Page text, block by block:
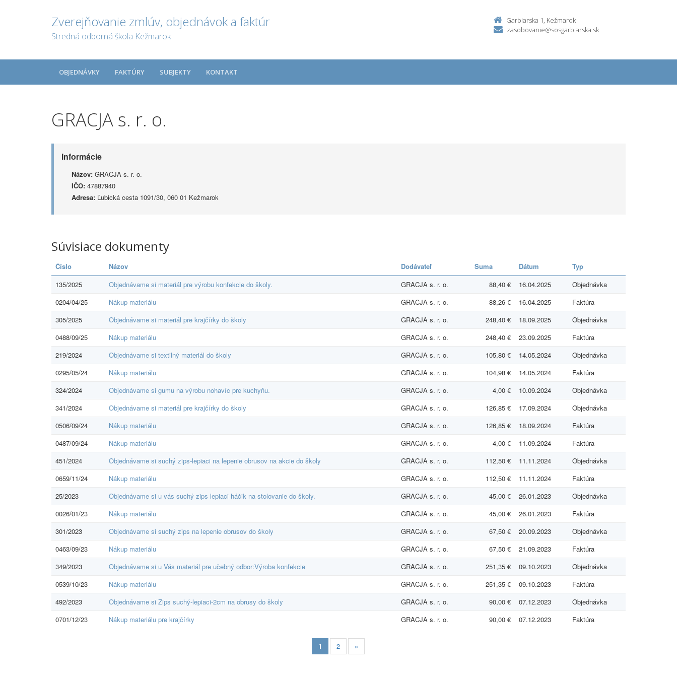
Zverejňovanie zmlúv, objednávok a faktúr
Stredná odborná škola Kežmarok
Garbiarska 1, Kežmarok
zasobovanie@sosgarbiarska.sk
OBJEDNÁVKY FAKTÚRY SUBJEKTY KONTAKT
GRACJA s. r. o.
Informácie
Názov: GRACJA s. r. o.
IČO: 47887940
Adresa: Ľubická cesta 1091/30, 060 01 Kežmarok
Súvisiace dokumenty
Číslo Názov Dodávateľ Suma Dátum
Typ
135/2025
Objednávame si materiál pre výrobu konfekcie do školy. GRACJA s. r. o. 88,40 € 16.04.2025
Objednávka
0204/04/25
Nákup materiálu GRACJA s. r. o. 88,26 € 16.04.2025
Faktúra
305/2025
Objednávame si materiál pre krajčírky do školy GRACJA s. r. o. 248,40 € 18.09.2025
Objednávka
0488/09/25
Nákup materiálu GRACJA s. r. o. 248,40 € 23.09.2025
Faktúra
219/2024
Objednávame si textilný materiál do školy GRACJA s. r. o. 105,80 € 14.05.2024
Objednávka
0295/05/24
Nákup materiálu GRACJA s. r. o. 104,98 € 14.05.2024
Faktúra
324/2024
Objednávame si gumu na výrobu nohavíc pre kuchyňu. GRACJA s. r. o. 4,00 € 10.09.2024
Objednávka
341/2024
Objednávame si materiál pre krajčírky do školy GRACJA s. r. o. 126,85 € 17.09.2024
Objednávka
0506/09/24
Nákup materiálu GRACJA s. r. o. 126,85 € 18.09.2024
Faktúra
0487/09/24
Nákup materiálu GRACJA s. r. o. 4,00 € 11.09.2024
Faktúra
451/2024
Objednávame si suchý zips-lepiaci na lepenie obrusov na akcie do školy GRACJA s. r. o. 112,50 € 11.11.2024
Objednávka
0659/11/24
Nákup materiálu GRACJA s. r. o. 112,50 € 11.11.2024
Faktúra
25/2023
Objednávame si u vás suchý zips lepiaci háčik na stolovanie do školy. GRACJA s. r. o. 45,00 € 26.01.2023
Objednávka
0026/01/23
Nákup materiálu GRACJA s. r. o. 45,00 € 26.01.2023
Faktúra
301/2023
Objednávame si suchý zips na lepenie obrusov do školy GRACJA s. r. o. 67,50 € 20.09.2023
Objednávka
0463/09/23
Nákup materiálu GRACJA s. r. o. 67,50 € 21.09.2023
Faktúra
349/2023
Objednávame si u Vás materiál pre učebný odbor:Výroba konfekcie GRACJA s. r. o. 251,35 € 09.10.2023
Objednávka
0539/10/23
Nákup materiálu GRACJA s. r. o. 251,35 € 09.10.2023
Faktúra
492/2023
Objednávame si Zips suchý-lepiaci-2cm na obrusy do školy GRACJA s. r. o. 90,00 € 07.12.2023
Objednávka
0701/12/23
Nákup materiálu pre krajčírky GRACJA s. r. o. 90,00 € 07.12.2023 Faktúra
1 2 »